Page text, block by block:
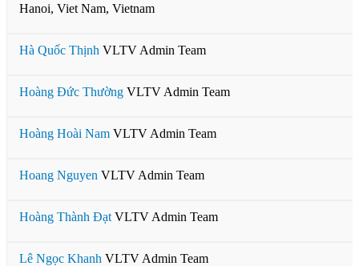
Hanoi, Viet Nam, Vietnam
Hà Quốc Thịnh VLTV Admin Team
Hoàng Đức Thường VLTV Admin Team
Hoàng Hoài Nam VLTV Admin Team
Hoang Nguyen VLTV Admin Team
Hoàng Thành Đạt VLTV Admin Team
Lê Ngọc Khanh VLTV Admin Team